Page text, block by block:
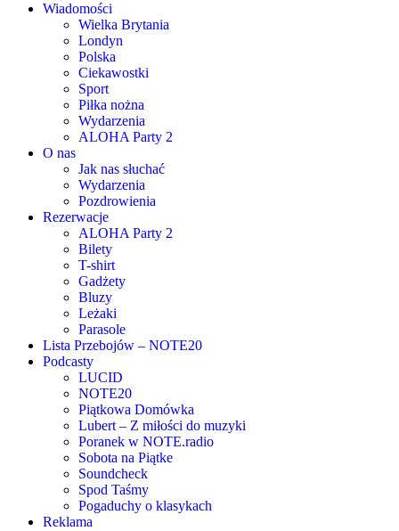
Wiadomości
Wielka Brytania
Londyn
Polska
Ciekawostki
Sport
Piłka nożna
Wydarzenia
ALOHA Party 2
O nas
Jak nas słuchać
Wydarzenia
Pozdrowienia
Rezerwacje
ALOHA Party 2
Bilety
T-shirt
Gadżety
Bluzy
Leżaki
Parasole
Lista Przebojów – NOTE20
Podcasty
LUCID
NOTE20
Piątkowa Domówka
Lubert – Z miłości do muzyki
Poranek w NOTE.radio
Sobota na Piątke
Soundcheck
Spod Taśmy
Pogaduchy o klasykach
Reklama